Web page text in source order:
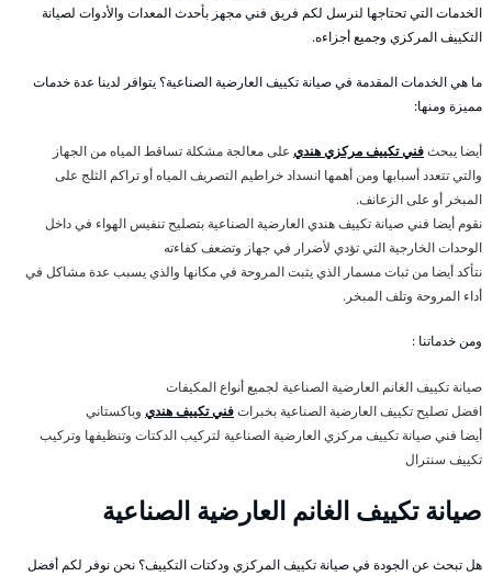
الخدمات التي تحتاجها لنرسل لكم فريق فني مجهز بأحدث المعدات والأدوات لصيانة
التكييف المركزي وجميع أجزاءه.
ما هي الخدمات المقدمة في صيانة تكييف العارضية الصناعية؟ يتوافر لدينا عدة خدمات
مميزة ومنها:
أيضا يبحثفني تكييف مركزي هندي على معالجة مشكلة تساقط المياه من الجهاز
والتي تتعدد أسبابها ومن أهمها انسداد خراطيم التصريف المياه أو تراكم الثلج على
المبخر أو على الزعانف.
نقوم أيضا فني صيانة تكييف هندي العارضية الصناعية بتصليح تنفيس الهواء في داخل
الوحدات الخارجية التي تؤدي لأضرار في جهاز وتضعف كفاءته
نتأكد أيضا من ثبات مسمار الذي يثبت المروحة في مكانها والذي يسبب عدة مشاكل في
أداء المروحة وتلف المبخر.
ومن خدماتنا :
صيانة تكييف الغانم العارضية الصناعية لجميع أنواع المكيفات
افضل تصليح تكييف العارضية الصناعية بخبراتفني تكييف هندي وباكستاني
أيضا فني صيانة تكييف مركزي العارضية الصناعية لتركيب الدكتات وتنظيفها وتركيب
تكييف سنترال
صيانة تكييف الغانم العارضية الصناعية
هل تبحث عن الجودة في صيانة تكييف المركزي ودكتات التكييف؟ نحن نوفر لكم أفضل